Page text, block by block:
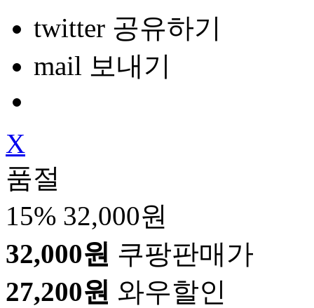
twitter 공유하기
mail 보내기
X
품절
15% 32,000원
32,000원 쿠팡판매가
27,200원 와우할인